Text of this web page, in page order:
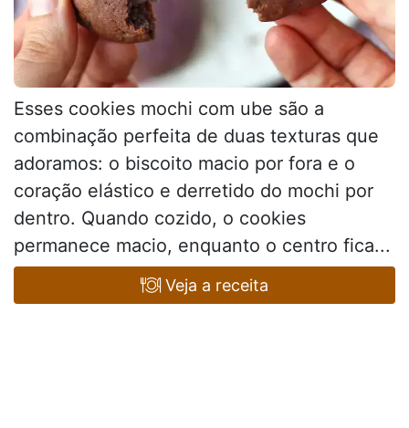
Esses cookies mochi com ube são a
combinação perfeita de duas texturas que
adoramos: o biscoito macio por fora e o
coração elástico e derretido do mochi por
dentro. Quando cozido, o cookies
permanece macio, enquanto o centro fica...
Veja a receita